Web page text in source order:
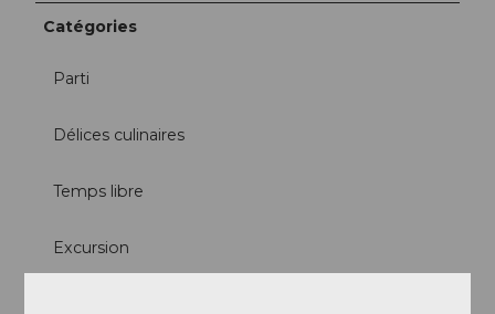
Catégories
Parti
Délices culinaires
Temps libre
Excursion